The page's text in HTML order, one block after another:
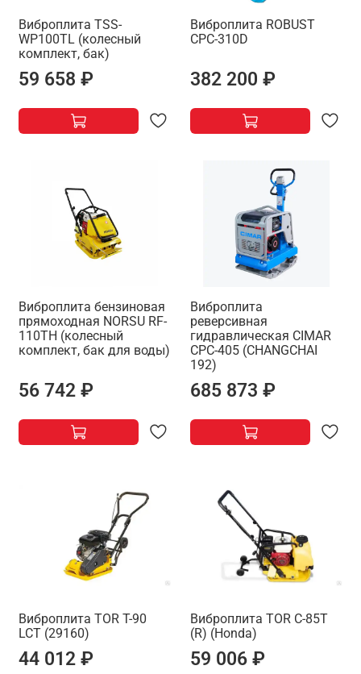
Виброплита TSS-
WP100TL (колесный
комплект, бак)
59 658 ₽
Виброплита ROBUST
CPC-310D
382 200 ₽
Виброплита бензиновая
прямоходная NORSU RF-
110TH (колесный
комплект, бак для воды)
56 742 ₽
Виброплита
реверсивная
гидравлическая CIMAR
CPC-405 (CHANGCHAI
192)
685 873 ₽
Виброплита TOR T-90
LCT (29160)
44 012 ₽
Виброплита TOR C-85T
(R) (Honda)
59 006 ₽